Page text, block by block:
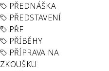
PŘEDNÁŠKA
PŘEDSTAVENÍ
PŘF
PŘÍBĚHY
PŘÍPRAVA NA
ZKOUŠKU